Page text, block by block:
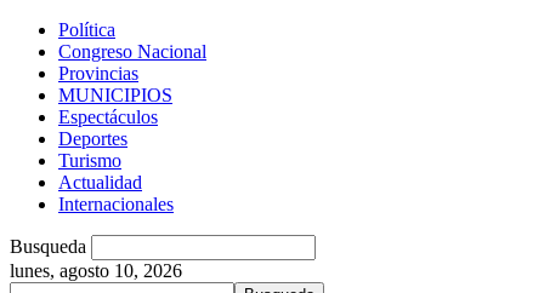
Política
Congreso Nacional
Provincias
MUNICIPIOS
Espectáculos
Deportes
Turismo
Actualidad
Internacionales
Busqueda
lunes, agosto 10, 2026